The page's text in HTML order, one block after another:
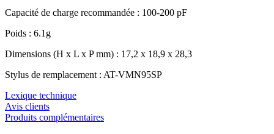
Capacité de charge recommandée : 100-200 pF
Poids : 6.1g
Dimensions (H x L x P mm) : 17,2 x 18,9 x 28,3
Stylus de remplacement : AT-VMN95SP
Lexique technique
Avis clients
Produits complémentaires